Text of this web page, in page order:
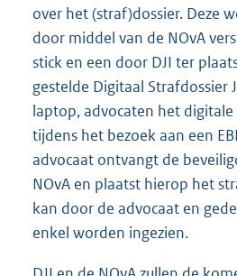
over het (straf)dossier. Deze
door middel van de NOvA
stick en een door DJI ter
gestelde Digitaal Strafdossier
laptop, advocaten het
tijdens het bezoek aan een
advocaat ontvangt de
NOvA en plaatst hierop het
kan door de advocaat en
enkel worden ingezien.